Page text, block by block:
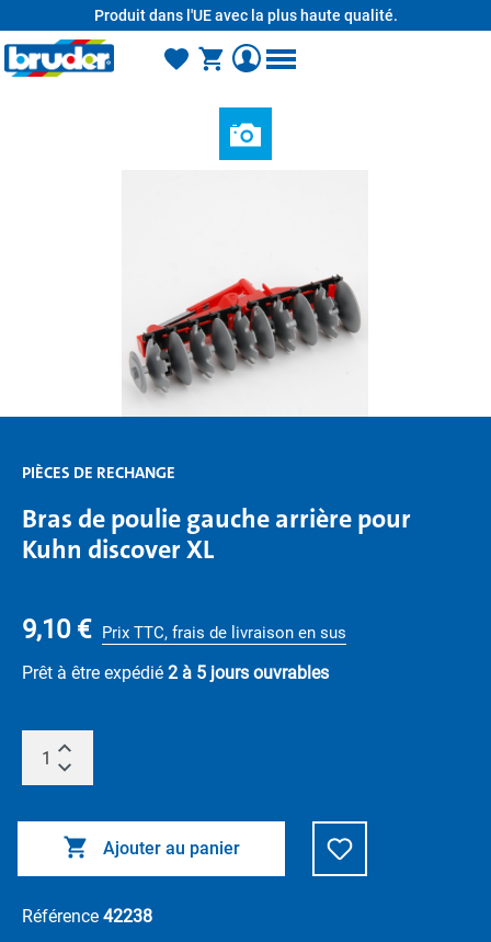
Produit dans l'UE avec la plus haute qualité.
PIÈCES DE RECHANGE
Bras de poulie gauche arrière pour
Kuhn discover XL
9,10 € Prix TTC, frais de livraison en sus
Prêt à être expédié 2 à 5 jours ouvrables
Ajouter au panier
Référence 42238